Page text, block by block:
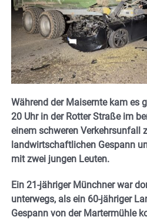
Während der Maisernte kam es
20 Uhr in der Rotter Straße im
einem schweren Verkehrsunfall
landwirtschaftlichen Gespann
mit zwei jungen Leuten.
Ein 21-jähriger Münchner war
unterwegs, als ein 60-jähriger
Gespann von der Martermühle